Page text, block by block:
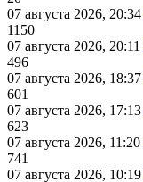
07 августа 2026, 20:34
1150
07 августа 2026, 20:11
496
07 августа 2026, 18:37
601
07 августа 2026, 17:13
623
07 августа 2026, 11:20
741
07 августа 2026, 10:19